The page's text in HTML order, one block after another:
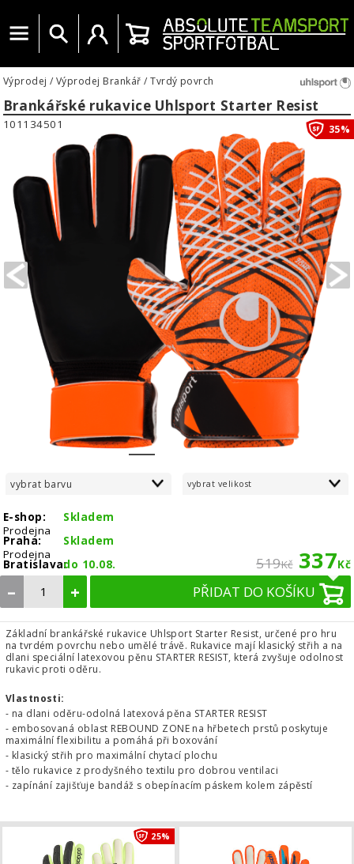
Menu Vyhledat Uživatelský účet
Košík
Výprodej / Výprodej Brankář /Tvrdý povrch
Brankářské rukavice Uhlsport Starter Resist
PREVIOUS
1 3
101134501 35%
vybrat barvu vybrat velikost
E-shop:
Skladem
Prodejna
Praha:
Skladem
Prodejna
Bratislava:do 10.08. 519Kč 337Kč
– + PŘIDAT DO KOŠÍKU
Základní brankářské rukavice Uhlsport Starter Resist, určené pro hru
na tvrdém povrchu nebo umělé trávě. Rukavice mají klasický střih a na
dlani speciální latexovou pěnu STARTER RESIST, která zvyšuje odolnost
rukavic proti oděru.
Vlastnosti:
- na dlani oděru-odolná latexová pěna STARTER RESIST
- embosovaná oblast REBOUND ZONE na hřbetech prstů poskytuje
maximální flexibilitu a pomáhá při boxování
- klasický střih pro maximální chytací plochu
- tělo rukavice z prodyšného textilu pro dobrou ventilaci
- zapínání zajišťuje bandáž s obepínacím páskem kolem zápěstí
25%